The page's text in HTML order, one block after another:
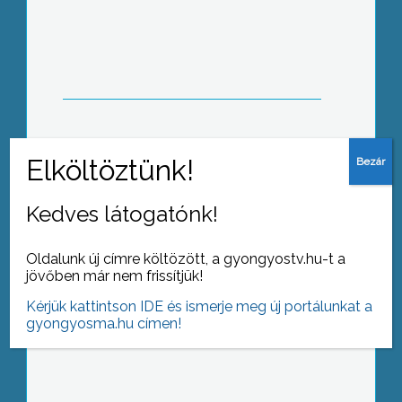
Kisebbségi névjegyzék
Kedves látogatónk!
Oldalunk új címre költözött, a gyongyostv.hu-t a
jövőben már nem frissítjük!
Kérjük kattintson IDE és ismerje meg új portálunkat a
gyongyosma.hu címen!